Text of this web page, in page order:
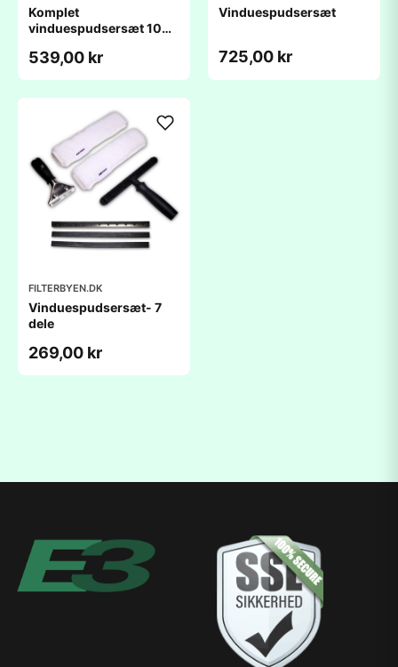
Komplet
vinduespudsersæt 10
539,00 kr
Vinduespudsersæt
725,00 kr
FILTERBYEN.DK
Vinduespudsersæt- 7
dele
269,00 kr